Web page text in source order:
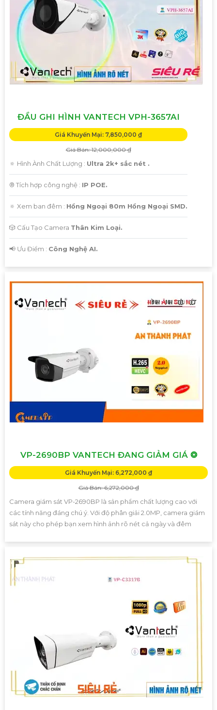
ĐẦU GHI HÌNH VANTECH VPH-3657AI
Giá Khuyến Mại: 7,850,000 ₫
Giá Bán: 12,000,000 ₫
🔅 Hình Ành Chất Lượng : Ultra 2k+ sắc nét .
®️ Tích hợp công nghệ : IP POE.
🔅 Xem ban đêm : Hồng Ngoại 80m Hồng Ngoại SMD.
🎲 Cấu Tạo Camera Thân Kim Loại.
️📢 Ưu Điểm : Công Nghệ AI.
VP-2690BP VANTECH ĐANG GIẢM GIÁ ❂
Giá Khuyến Mại: 6,272,000 ₫
Giá Bán: 6,272,000 ₫
Camera giám sát VP-2690BP là sản phẩm chất lượng cao với
các tính năng đáng chú ý. Với độ phân giải 2.0MP, camera giám
sát này cho phép bạn xem hình ảnh rõ nét cả ngày và đêm